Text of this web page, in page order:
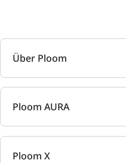
Über Ploom
Ploom AURA
Ploom X